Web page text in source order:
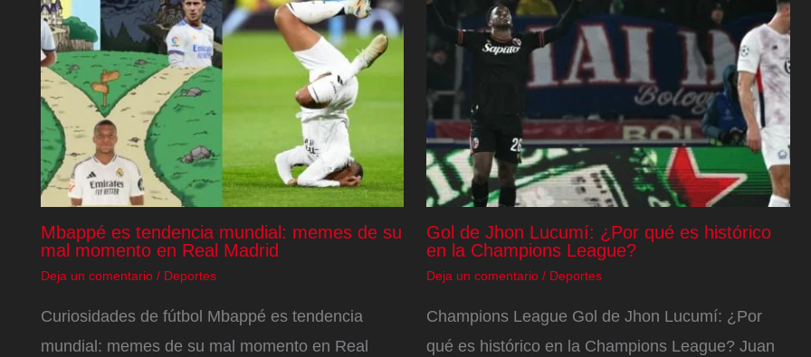
Mbappé es tendencia mundial: memes de su
mal momento en Real Madrid
Deja un comentario / Deportes
Curiosidades de fútbol Mbappé es tendencia
mundial: memes de su mal momento en Real
Gol de Jhon Lucumí: ¿Por qué es histórico
en la Champions League?
Deja un comentario / Deportes
Champions League Gol de Jhon Lucumí: ¿Por
qué es histórico en la Champions League? Juan